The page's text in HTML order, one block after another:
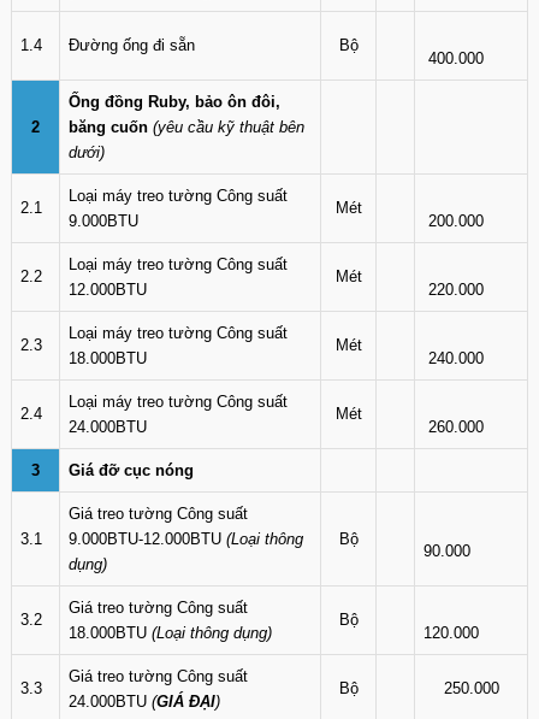
1.4 Đường ống đi sẵn Bộ
400.000
2
Ống đồng Ruby, bảo ôn đôi,
băng cuốn (yêu cầu kỹ thuật bên
dưới)
2.1
Loại máy treo tường Công suất
9.000BTU
Mét
200.000
2.2
Loại máy treo tường Công suất
12.000BTU
Mét
220.000
2.3
Loại máy treo tường Công suất
18.000BTU
Mét
240.000
2.4
Loại máy treo tường Công suất
24.000BTU
Mét
260.000
3 Giá đỡ cục nóng
3.1
Giá treo tường Công suất
9.000BTU-12.000BTU (Loại thông
dụng)
Bộ
90.000
3.2
Giá treo tường Công suất
18.000BTU (Loại thông dụng)
Bộ
120.000
3.3
Giá treo tường Công suất
24.000BTU (GIÁ ĐẠI)
Bộ 250.000